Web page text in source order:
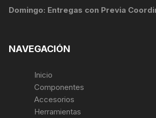
Domingo: Entregas con Previa
NAVEGACIÓN
Inicio
Componentes
Accesorios
Herramientas